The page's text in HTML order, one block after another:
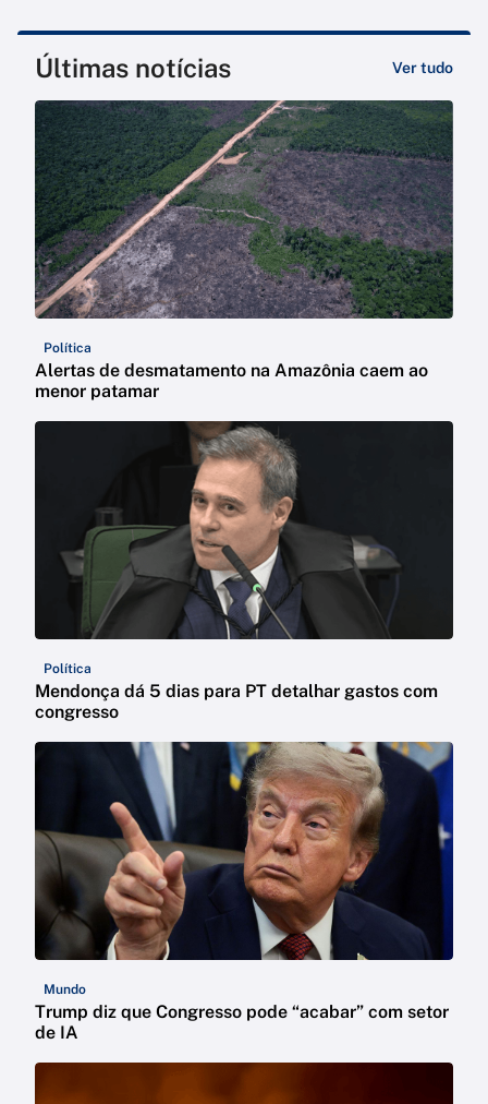
Últimas notícias Ver tudo
Política
Alertas de desmatamento na Amazônia caem ao
menor patamar
Política
Mendonça dá 5 dias para PT detalhar gastos com
congresso
Mundo
Trump diz que Congresso pode “acabar” com setor
de IA